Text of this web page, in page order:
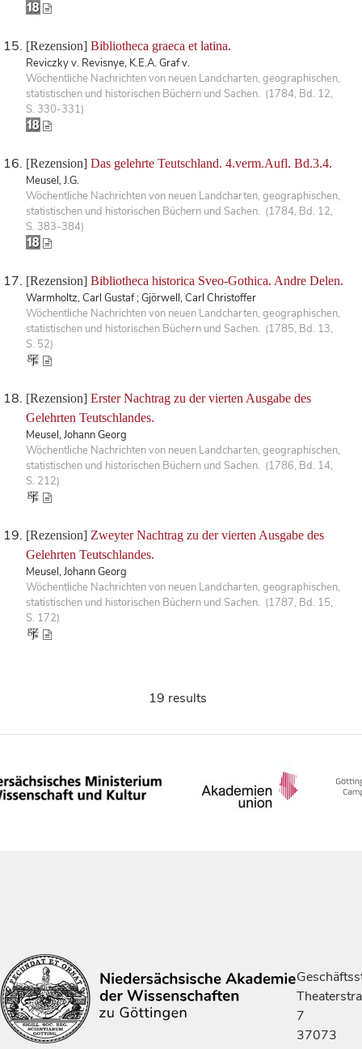
[Rezension] Bibliotheca graeca et latina.
Reviczky v. Revisnye, K.E.A. Graf v.
Wöchentliche Nachrichten von neuen Landcharten, geographischen,
statistischen und historischen Büchern und Sachen. (1784, Bd. 12,
S. 330-331)
[Rezension] Das gelehrte Teutschland. 4.verm.Aufl. Bd.3.4.
Meusel, J.G.
Wöchentliche Nachrichten von neuen Landcharten, geographischen,
statistischen und historischen Büchern und Sachen. (1784, Bd. 12,
S. 383-384)
[Rezension] Bibliotheca historica Sveo-Gothica. Andre Delen.
Warmholtz, Carl Gustaf ; Gjörwell, Carl Christoffer
Wöchentliche Nachrichten von neuen Landcharten, geographischen,
statistischen und historischen Büchern und Sachen. (1785, Bd. 13,
S. 52)
[Rezension] Erster Nachtrag zu der vierten Ausgabe des
Gelehrten Teutschlandes.
Meusel, Johann Georg
Wöchentliche Nachrichten von neuen Landcharten, geographischen,
statistischen und historischen Büchern und Sachen. (1786, Bd. 14,
S. 212)
[Rezension] Zweyter Nachtrag zu der vierten Ausgabe des
Gelehrten Teutschlandes.
Meusel, Johann Georg
Wöchentliche Nachrichten von neuen Landcharten, geographischen,
statistischen und historischen Büchern und Sachen. (1787, Bd. 15,
S. 172)
19 results
7
37073